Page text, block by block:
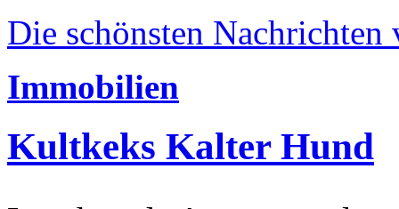
Die schönsten Nachrichten
Immobilien
Kultkeks Kalter Hund